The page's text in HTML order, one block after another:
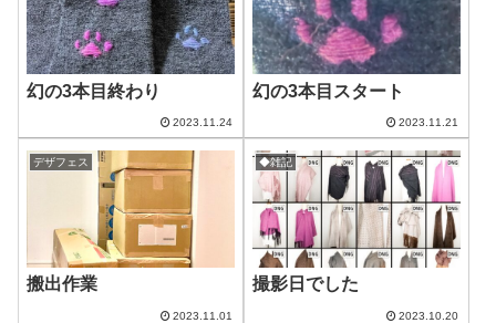
幻の3本目終わり
2023.11.24
幻の3本目スタート
2023.11.21
デザフェス
搬出作業
2023.11.01
◆雑記
撮影日でした
2023.10.20